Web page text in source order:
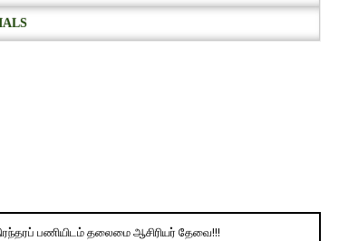
பணியிடம் தலைமை ஆசிரியர் தேவை!!!